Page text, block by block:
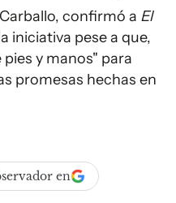
Carballo, confirmó a El
iniciativa pese a que,
y manos" para
promesas hechas en
en